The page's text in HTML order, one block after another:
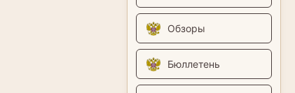
Обзоры
Бюллетень